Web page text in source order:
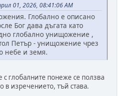
01, 2026, 08:41:06 AM
Глобално е описано
Бог дава дъгата като
глобално унищожение ,
Петър - унищожение чрез
небе и земя.
с глобалните понеже се ползва
в изречението, тъй става.